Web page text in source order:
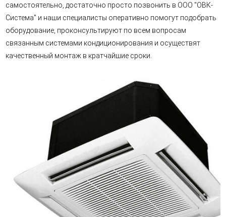
самостоятельно, достаточно просто позвонить в ООО "ОВК-
Система" и наши специалисты оперативно помогут подобрать
оборудование, проконсультируют по всем вопросам
связанным системами кондиционирования и осуществят
качественный монтаж в кратчайшие сроки.